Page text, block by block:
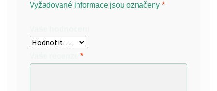
Vyžadované informace jsou označeny *
*